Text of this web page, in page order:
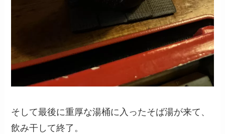
そして最後に重厚な湯桶に入ったそば湯が来て、
飲み干して終了。